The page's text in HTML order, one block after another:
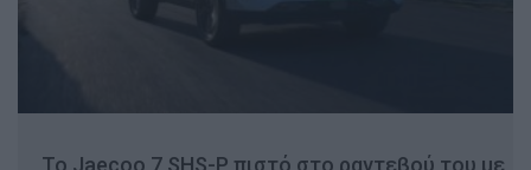
Το Jaecoo 7 SHS-P πιστό στο ραντεβού του με